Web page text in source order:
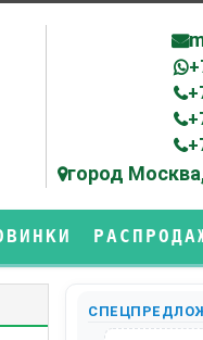
город